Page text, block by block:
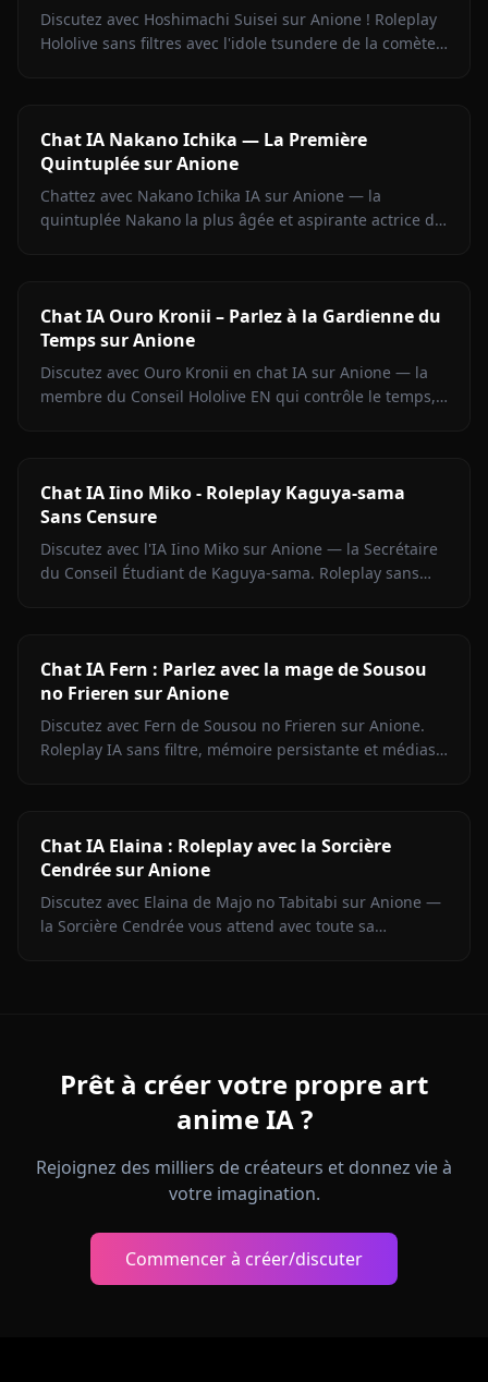
Discutez avec Hoshimachi Suisei sur Anione ! Roleplay
Hololive sans filtres avec l'idole tsundere de la comète.
Chat IA Nakano Ichika — La Première
Quintuplée sur Anione
Chattez avec Nakano Ichika IA sur Anione — la
quintuplée Nakano la plus âgée et aspirante actrice de
Chat IA Ouro Kronii – Parlez à la Gardienne du
Temps sur Anione
Discutez avec Ouro Kronii en chat IA sur Anione — la
membre du Conseil Hololive EN qui contrôle le temps,
Chat IA Iino Miko - Roleplay Kaguya-sama
Sans Censure
Discutez avec l'IA Iino Miko sur Anione — la Secrétaire
du Conseil Étudiant de Kaguya-sama. Roleplay sans
Chat IA Fern : Parlez avec la mage de Sousou
no Frieren sur Anione
Discutez avec Fern de Sousou no Frieren sur Anione.
Roleplay IA sans filtre, mémoire persistante et médias
Chat IA Elaina : Roleplay avec la Sorcière
Cendrée sur Anione
Discutez avec Elaina de Majo no Tabitabi sur Anione —
la Sorcière Cendrée vous attend avec toute sa
Prêt à créer votre propre art
anime IA ?
Rejoignez des milliers de créateurs et donnez vie à
votre imagination.
Commencer à créer/discuter